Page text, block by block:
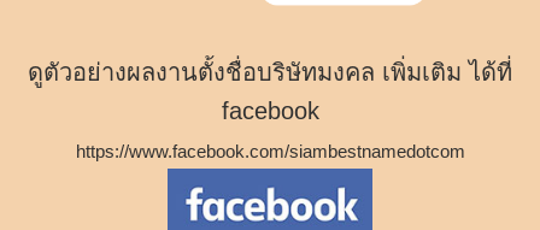
ดูตัวอย่างผลงานตั้งชื่อบริษัทมงคล เพิ่มเติม ได้ที่
facebook
https://www.facebook.com/siambestnamedotcom